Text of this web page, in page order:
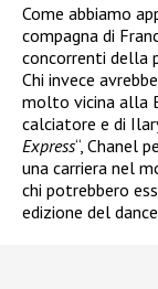
Come abbiamo
compagna di
concorrenti della
Chi invece
molto vicina alla
calciatore e di
Express“, Chanel
una carriera nel
chi potrebbero
edizione del